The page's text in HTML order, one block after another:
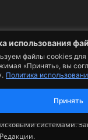
использования
файлы cookies для
«Принять», вы
Политика
Принять
телепрограммы и
цитирование
системами.